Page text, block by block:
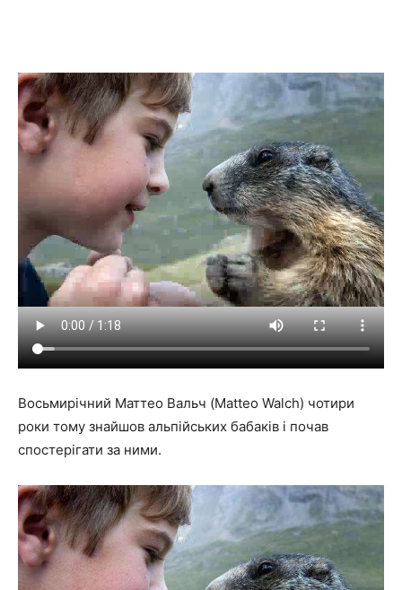
Восьмирічний Маттео Вальч (Matteo Walch) чотири
роки тому знайшов альпійських бабаків і почав
спостерігати за ними.